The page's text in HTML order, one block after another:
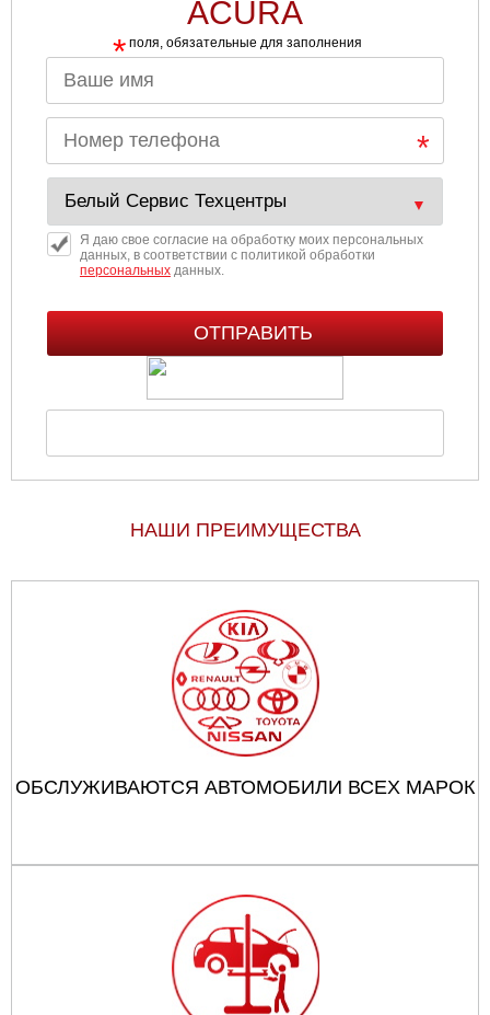
Тюмень
Ульяновск
Челябинск
Череповец
Ярославль
ACURA
* поля, обязательные для заполнения
Я даю свое согласие на обработку моих персональных
данных, в соответствии с политикой обработки
персональныхданных.
НАШИ ПРЕИМУЩЕСТВА
ОБСЛУЖИВАЮТСЯ АВТОМОБИЛИ ВСЕХ МАРОК